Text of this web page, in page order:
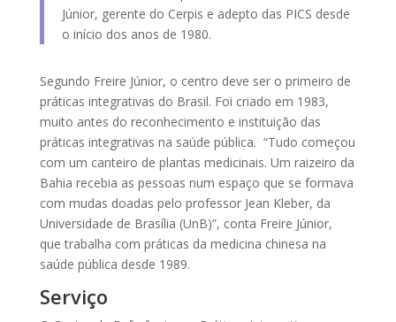
Júnior, gerente do Cerpis e adepto das PICS desde
o início dos anos de 1980.
Segundo Freire Júnior, o centro deve ser o primeiro de
práticas integrativas do Brasil. Foi criado em 1983,
muito antes do reconhecimento e instituição das
práticas integrativas na saúde pública. “Tudo começou
com um canteiro de plantas medicinais. Um raizeiro da
Bahia recebia as pessoas num espaço que se formava
com mudas doadas pelo professor Jean Kleber, da
Universidade de Brasília (UnB)”, conta Freire Júnior,
que trabalha com práticas da medicina chinesa na
saúde pública desde 1989.
Serviço